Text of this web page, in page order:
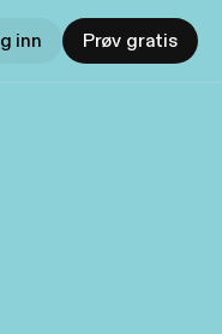
inn Prøv gratis